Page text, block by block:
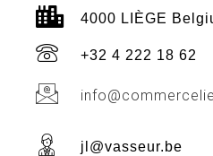
4000 LIÈGE
+32 4 222 18 62
jl@vasseur.be